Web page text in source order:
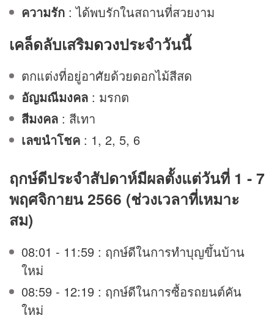
ความรัก : ได้พบรักในสถานที่สวยงาม
เคล็ดลับเสริมดวงประจำวันนี้
ตกแต่งที่อยู่อาศัยด้วยดอกไม้สีสด
อัญมณีมงคล : มรกต
สีมงคล : สีเทา
เลขนำโชค : 1, 2, 5, 6
ฤกษ์ดีประจำสัปดาห์มีผลตั้งแต่วันที่ 1 - 7
พฤศจิกายน 2566 (ช่วงเวลาที่เหมาะ
สม)
08:01 - 11:59 : ฤกษ์ดีในการทำบุญขึ้นบ้าน
ใหม่
08:59 - 12:19 : ฤกษ์ดีในการซื้อรถยนต์คัน
ใหม่